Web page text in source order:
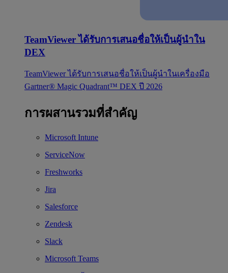
TeamViewer ได้รับการเสนอชื่อให้เป็นผู้นำใน
DEX
TeamViewer ได้รับการเสนอชื่อให้เป็นผู้นำในเครื่องมือ
Gartner® Magic Quadrant™ DEX ปี 2026
การผสานรวมที่สำคัญ
Microsoft Intune
ServiceNow
Freshworks
Jira
Salesforce
Zendesk
Slack
Microsoft Teams